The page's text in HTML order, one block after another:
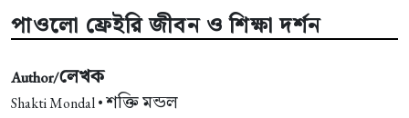
পাওলো ফ্রেইরি জীবন ও শিক্ষা দর্শন
Author/লেখক
Shakti Mondal •শক্তি মন্ডল